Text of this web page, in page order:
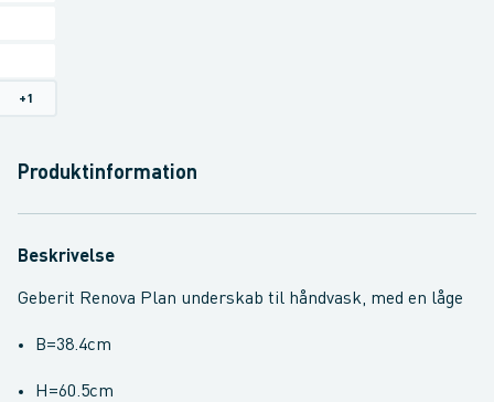
+1
Produktinformation
Beskrivelse
Geberit Renova Plan underskab til håndvask, med en låge
B=38.4cm
H=60.5cm